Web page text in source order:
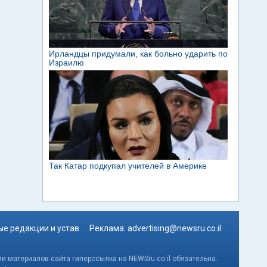
редакции и устав Реклама: advertising@newsru.co.il
сайта гиперссылка на NEWSru.co.il обязательна.